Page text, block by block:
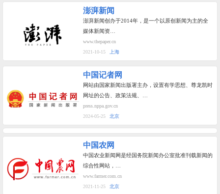
澎湃新闻
澎湃新闻创办于2014年，是一个以原创新闻为主的全
媒体新闻资…
www.thepaper.cn
2021-10-15
上海
中国记者网
网站由国家新闻出版署主办，设置有学思想、尊龙凯时
网址的公告、政策法规、…
press.nppa.gov.cn
2024-05-25
北京
中国农网
中国农业新闻网是经国务院新闻办公室批准刊载新闻的
综合性网站，…
www.farmer.com.cn
2021-11-25
北京